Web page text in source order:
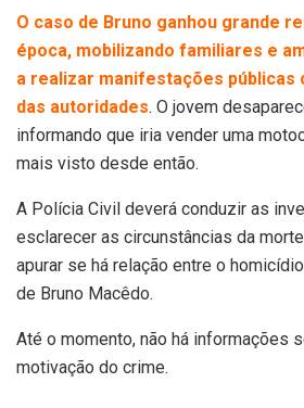
O caso de Bruno ganhou grande
época, mobilizando familiares e
a realizar manifestações públicas
das autoridades. O jovem
informando que iria vender uma
mais visto desde então.
A Polícia Civil deverá conduzir as
esclarecer as circunstâncias da
apurar se há relação entre o
de Bruno Macêdo.
Até o momento, não há informações
motivação do crime.